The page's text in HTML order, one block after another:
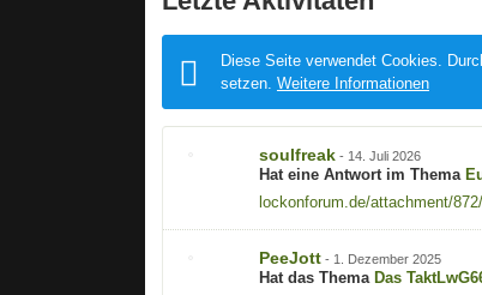
Diese Seite verwendet Cookies.
setzen. Weitere Informationen
soulfreak- 14. Juli 2026
Hat eine Antwort im Thema
lockonforum.de/attachment/
PeeJott- 1. Dezember 2025
Hat das Thema Das